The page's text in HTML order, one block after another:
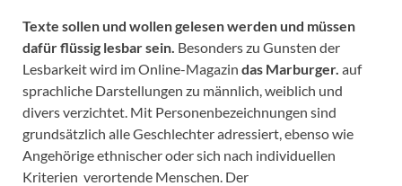
Texte sollen und wollen gelesen werden und müssen
dafür flüssig lesbar sein. Besonders zu Gunsten der
Lesbarkeit wird im Online-Magazin das Marburger. auf
sprachliche Darstellungen zu männlich, weiblich und
divers verzichtet. Mit Personenbezeichnungen sind
grundsätzlich alle Geschlechter adressiert, ebenso wie
Angehörige ethnischer oder sich nach individuellen
Kriterien verortende Menschen. Der